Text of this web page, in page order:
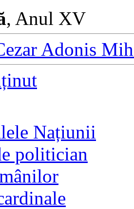
, Anul XV
Adonis
Națiunii
politician